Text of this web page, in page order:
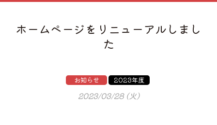
ホームページをリニューアルしまし
た
お知らせ 2023年度
2023/03/28 (火)